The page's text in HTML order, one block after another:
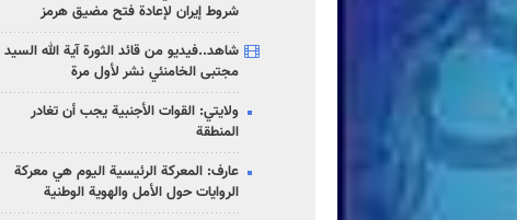
شروط إيران لإعادة فتح مضيق هرمز
شاهد..فيديو من قائد الثورة آية الله السيد
مجتبى الخامنئي نشر لأول مرة
ولايتي: القوات الأجنبية يجب أن تغادر
المنطقة
عارف: المعركة الرئيسية اليوم هي معركة
الروايات حول الأمل والهوية الوطنية